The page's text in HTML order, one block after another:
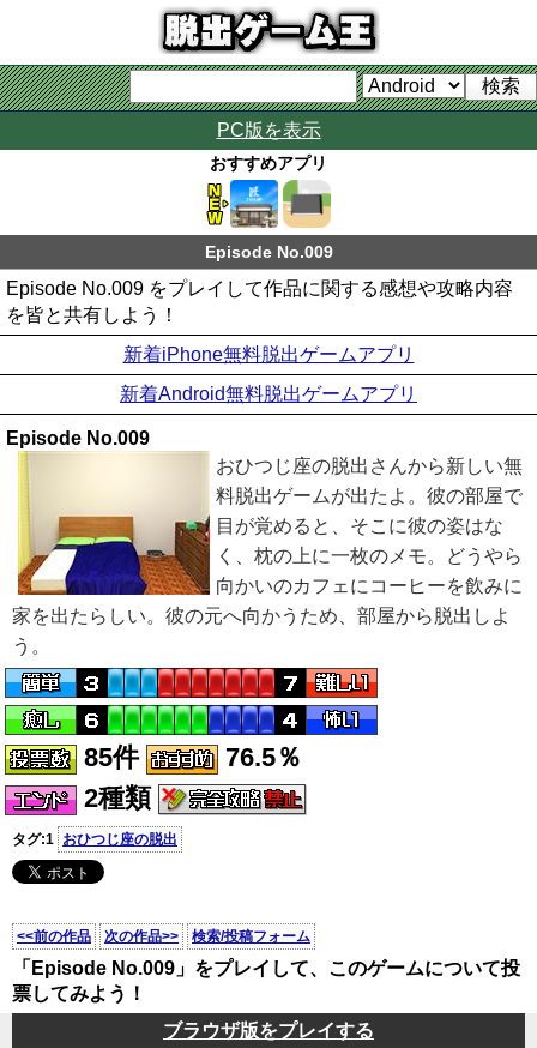
PC版を表示
おすすめアプリ
Episode No.009
Episode No.009 をプレイして作品に関する感想や攻略内容
を皆と共有しよう！
新着iPhone無料脱出ゲームアプリ
新着Android無料脱出ゲームアプリ
Episode No.009
おひつじ座の脱出さんから新しい無
料脱出ゲームが出たよ。彼の部屋で
目が覚めると、そこに彼の姿はな
く、枕の上に一枚のメモ。どうやら
向かいのカフェにコーヒーを飲みに
家を出たらしい。彼の元へ向かうため、部屋から脱出しよ
う。
85件
76.5％
2種類
タグ:1 おひつじ座の脱出
<<前の作品 次の作品>> 検索/投稿フォーム
「Episode No.009」をプレイして、このゲームについて投
票してみよう！
ブラウザ版をプレイする